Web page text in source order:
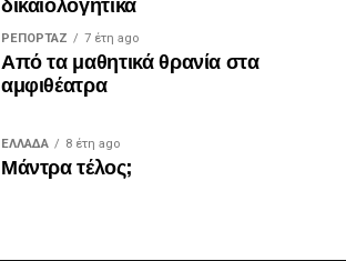
ΡΕΠΟΡΤΑΖ 7 έτη ago
Από τα μαθητικά θρανία στα
αμφιθέατρα
ΕΛΛΑΔΑ 8 έτη ago
Μάντρα τέλος;